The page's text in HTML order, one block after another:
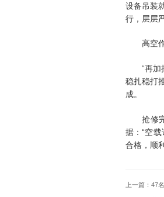
设备吊装
行，层层
高空
“再
稳扎稳打
成。
抢修
据：“空
合格，顺
上一篇：47